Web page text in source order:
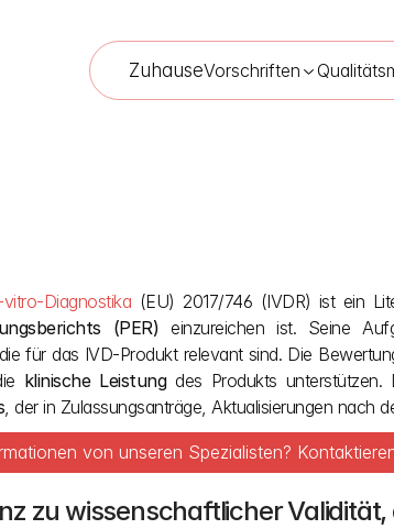
ZuhauseVorschriften
Diagnostika (EU) 2017/746 (IVDR) ist ein
(PER) einzureichen ist. Seine
für das IVD-Produkt relevant sind. Die
klinische Leistung des Produkts unterstützen.
, der in Zulassungsanträge, Aktualisierungen nach
von unseren Spezialisten?
zu wissenschaftlicher